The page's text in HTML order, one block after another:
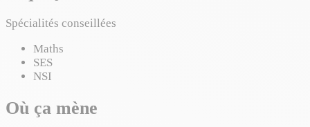
Spécialités conseillées
Maths
SES
NSI
Où ça mène